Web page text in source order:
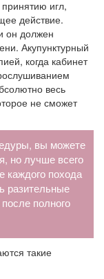
игл,
действие.
он должен
Акупунктурный
когда кабинет
весь
не сможет
вы можете
но лучше всего
каждого похода
разительные
полного
такие